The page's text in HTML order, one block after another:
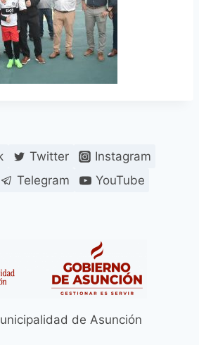
Twitter
Instagram
Telegram YouTube
de Asunción